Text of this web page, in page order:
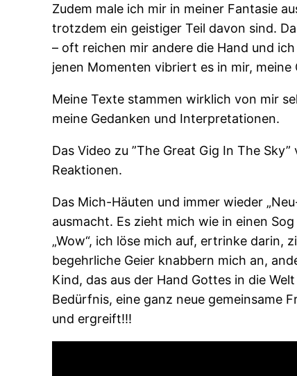
Zudem male ich mir in meiner Fantasie
trotzdem ein geistiger Teil davon sind.
– oft reichen mir andere die Hand und
jenen Momenten vibriert es in mir,
Meine Texte stammen wirklich von mir
meine Gedanken und Interpretationen.
Das Video zu ”The Great Gig In The
Reaktionen.
Das Mich-Häuten und immer wieder
ausmacht. Es zieht mich wie in einen
„Wow“, ich löse mich auf, ertrinke darin,
begehrliche Geier knabbern mich an,
Kind, das aus der Hand Gottes in die
Bedürfnis, eine ganz neue gemeinsame
und ergreift!!!